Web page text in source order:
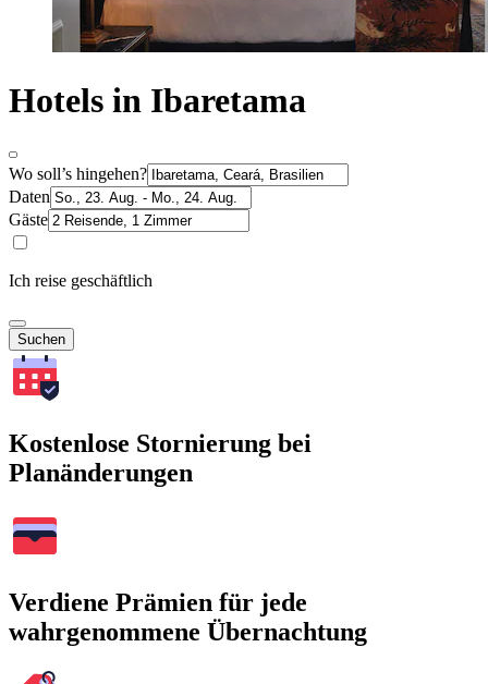
Hotels in Ibaretama
Wo soll’s hingehen?
Daten
Gäste
Ich reise geschäftlich
Suchen
Kostenlose Stornierung bei
Planänderungen
Verdiene Prämien für jede
wahrgenommene Übernachtung